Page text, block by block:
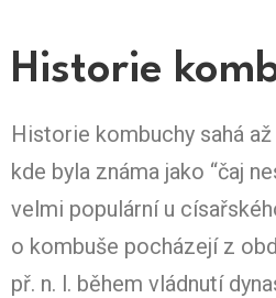
Historie
Historie kombuchy sahá
kde byla známa jako “čaj
velmi populární u
o kombuše pocházejí z
př. n. l. během vládnutí